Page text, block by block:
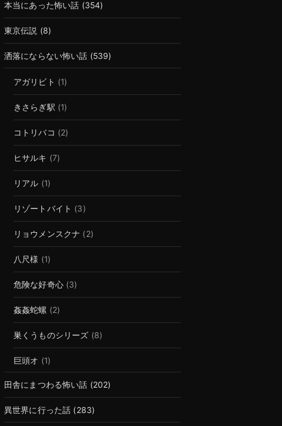
本当にあった怖い話 (354)
東京伝説 (8)
洒落にならない怖い話 (539)
アガリビト (1)
きさらぎ駅 (1)
コトリバコ (2)
ヒサルキ (7)
リアル (1)
リゾートバイト (3)
リョウメンスクナ (2)
八尺様 (1)
危険な好奇心(3)
姦姦蛇螺 (2)
巣くうものシリーズ (8)
巨頭オ (1)
田舎にまつわる怖い話 (202)
異世界に行った話 (283)